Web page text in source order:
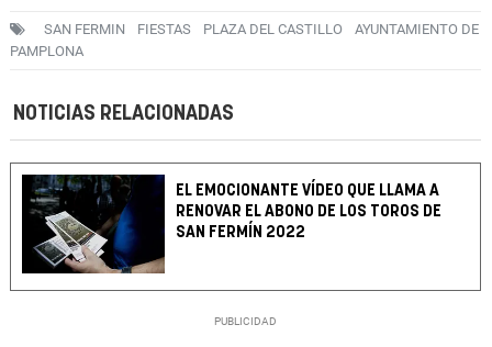
SAN FERMIN FIESTAS PLAZA DEL CASTILLO
AYUNTAMIENTO DE
PAMPLONA
NOTICIAS RELACIONADAS
EL EMOCIONANTE VÍDEO QUE LLAMA A
RENOVAR EL ABONO DE LOS TOROS DE
SAN FERMÍN 2022